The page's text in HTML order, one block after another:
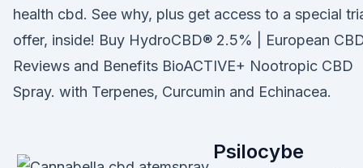
health cbd. See why, plus get access to a special
offer, inside! Buy HydroCBD® 2.5% | European
Reviews and Benefits BioACTIVE+ Nootropic CBD
Spray. with Terpenes, Curcumin and Echinacea.
Psilocybe